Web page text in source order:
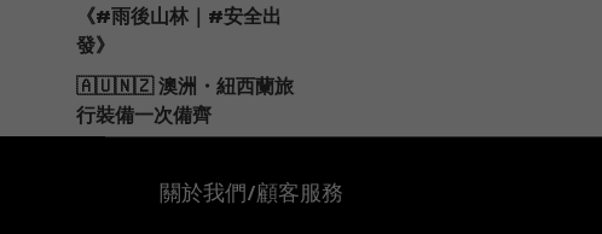
《#雨後山林｜#安全出
發》
🇦🇺🇳🇿 澳洲・紐西蘭旅
行裝備一次備齊
關於我們/顧客服務